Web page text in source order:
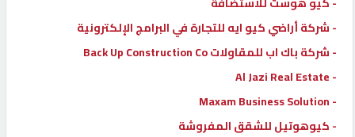
- شركة أراضي كيو ايه للتجارة في البرامج الإلكترونية
- شركة باك اب للمقاولات Back Up Construction Co
- Al Jazi Real Estate
- Maxam Business Solution
- كيوهوتيل للشقق المفروشة